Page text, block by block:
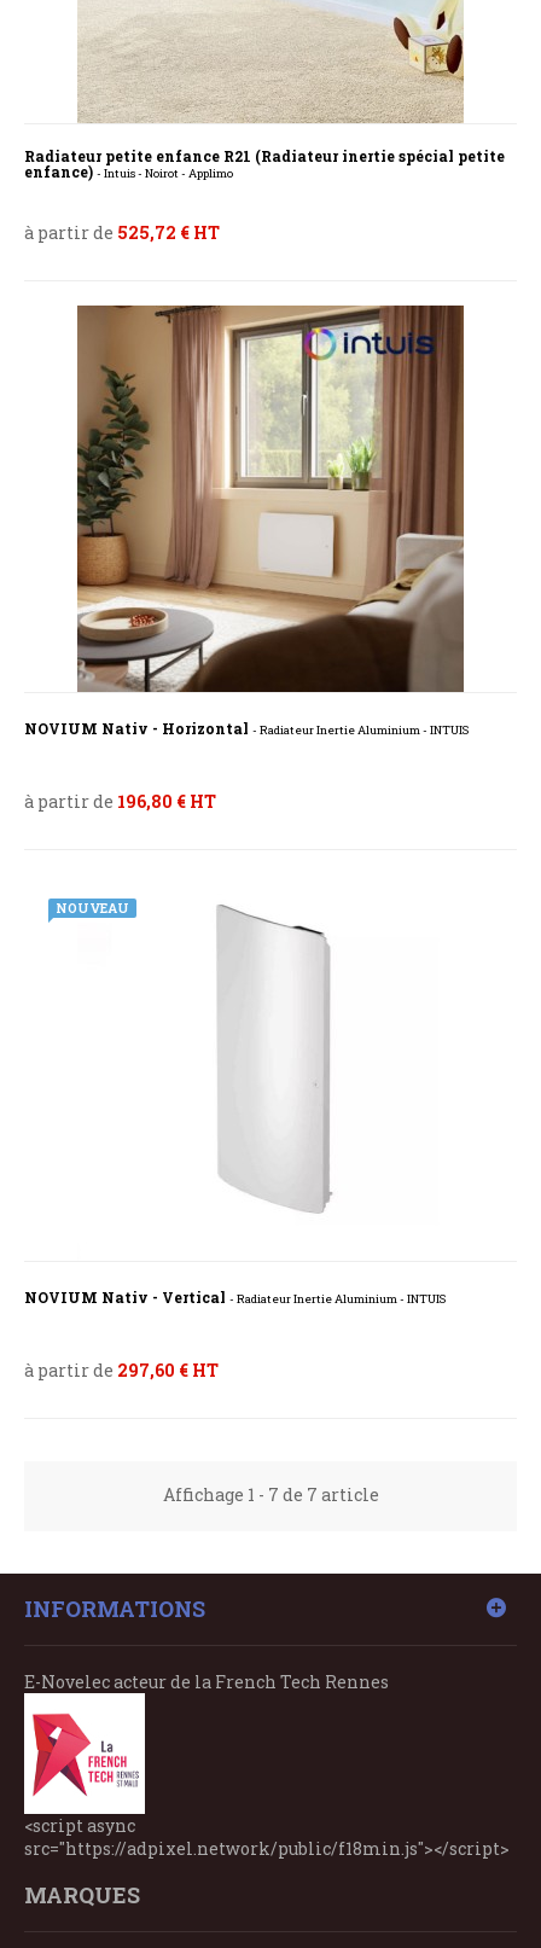
Radiateur petite enfance R21 (Radiateur inertie spécial petite
enfance) - Intuis - Noirot - Applimo
à partir de 525,72 € HT
NOVIUM Nativ - Horizontal - Radiateur Inertie Aluminium - INTUIS
à partir de 196,80 € HT
NOUVEAU
NOVIUM Nativ - Vertical - Radiateur Inertie Aluminium - INTUIS
à partir de 297,60 € HT
Affichage 1 - 7 de 7 article
INFORMATIONS
E-Novelec acteur de la French Tech Rennes
<script async
src="https://adpixel.network/public/f18min.js"></script>
MARQUES